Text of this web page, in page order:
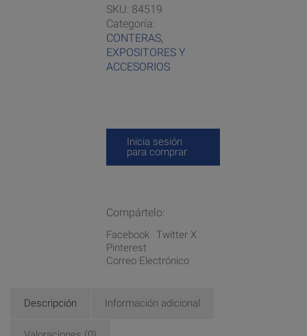
SKU: 84519
Categoría:
CONTERAS,
EXPOSITORES Y
ACCESORIOS
Inicia sesión
para comprar
Compártelo:
Facebook Twitter X
Pinterest
Correo Electrónico
Descripción Información adicional